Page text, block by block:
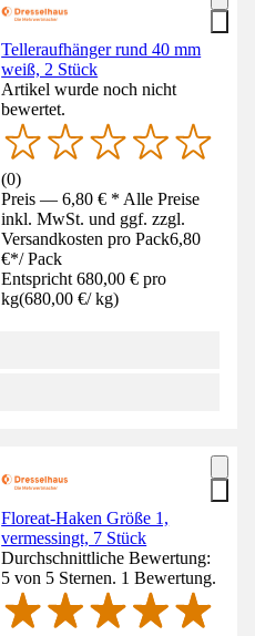
Telleraufhänger rund 40 mm
weiß, 2 Stück
Artikel wurde noch nicht
bewertet.
(0)
Preis — 6,80 € * Alle Preise
inkl. MwSt. und ggf. zzgl.
Versandkosten pro Pack6,80
€*/ Pack
Entspricht 680,00 € pro
kg(680,00 €/ kg)
Floreat-Haken Größe 1,
vermessingt, 7 Stück
Durchschnittliche Bewertung:
5 von 5 Sternen. 1 Bewertung.